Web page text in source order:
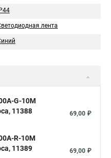
IP44
лента
G-10M
11388
69,00 ₽
R-10M
11389
69,00 ₽